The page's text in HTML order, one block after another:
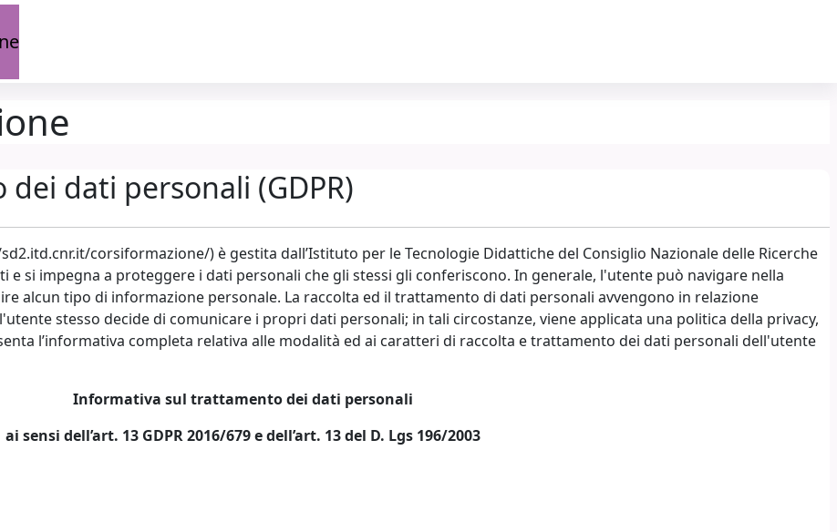
dati personali (GDPR)
sd2.itd.cnr.it/corsiformazione/) è gestita dall’Istituto per le Tecnologie Didattiche del Consiglio Nazionale delle Ricerche
e si impegna a proteggere i dati personali che gli stessi gli conferiscono. In generale, l'utente può navigare nella
alcun tipo di informazione personale. La raccolta ed il trattamento di dati personali avvengono in relazione
stesso decide di comunicare i propri dati personali; in tali circostanze, viene applicata una politica della privacy,
l’informativa completa relativa alle modalità ed ai caratteri di raccolta e trattamento dei dati personali dell'utente
Informativa sul trattamento dei dati personali
ai sensi dell’art. 13 GDPR 2016/679 e dell’art. 13 del D. Lgs 196/2003